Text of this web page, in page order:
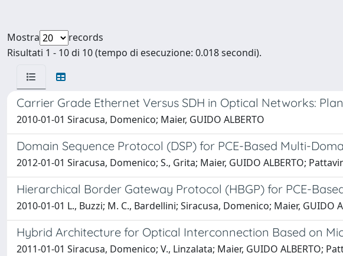
Mostra
records
Risultati 1 - 10 di 10 (tempo di esecuzione: 0.018 secondi).
Carrier Grade Ethernet Versus SDH in Optical Networks:
2010-01-01 Siracusa, Domenico; Maier, GUIDO ALBERTO
Domain Sequence Protocol (DSP) for PCE-Based Multi-
2012-01-01 Siracusa, Domenico; S., Grita; Maier, GUIDO ALBERTO;
Hierarchical Border Gateway Protocol (HBGP) for PCE-
2010-01-01 L., Buzzi; M. C., Bardellini; Siracusa, Domenico; Maier, GUIDO
Hybrid Architecture for Optical Interconnection Based on
2011-01-01 Siracusa, Domenico; V., Linzalata; Maier, GUIDO ALBERTO;